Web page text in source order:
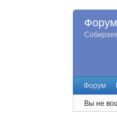
Форум
Вы не